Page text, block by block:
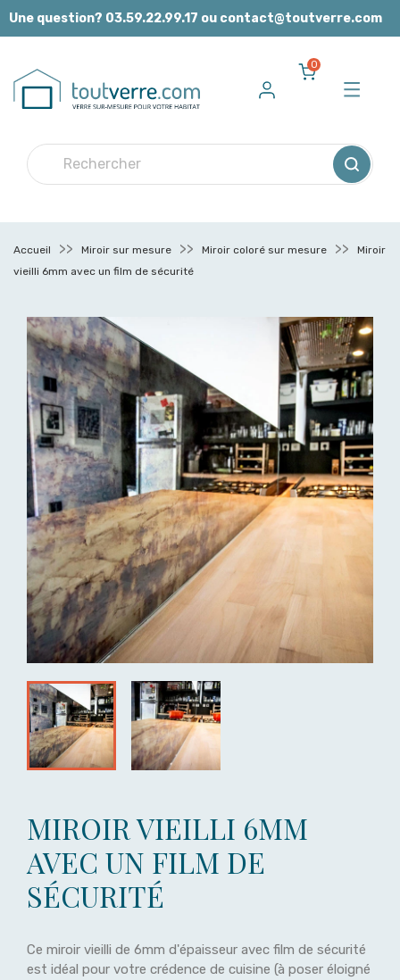
Panneau de gestion des cookies
Une question? 03.59.22.99.17 ou contact@toutverre.com
0
Accueil Miroir sur mesure Miroir coloré sur mesure
Miroir
vieilli 6mm avec un film de sécurité
MIROIR VIEILLI 6MM
AVEC UN FILM DE
SÉCURITÉ
Ce miroir vieilli de 6mm d'épaisseur avec film de sécurité
est idéal pour votre crédence de cuisine (à poser éloigné